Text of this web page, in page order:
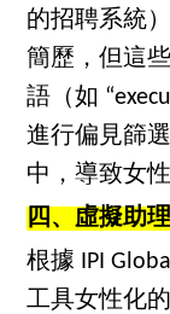
的招聘系統
簡歷，但這
語（如
進行偏見篩
中，導致女
四、虛擬助
根據 IPI
工具女性化